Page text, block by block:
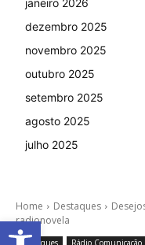
janeiro 2026
dezembro 2025
novembro 2025
outubro 2025
setembro 2025
agosto 2025
julho 2025